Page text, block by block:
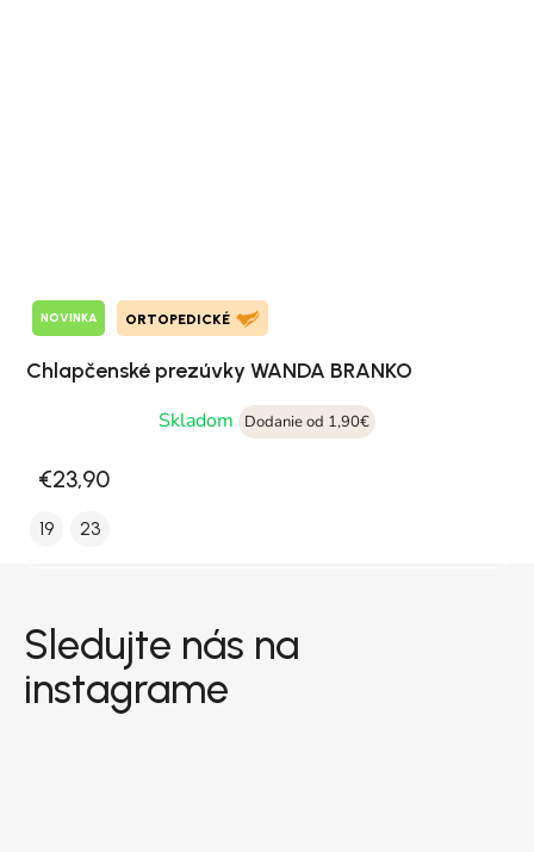
NOVINKA ORTOPEDICKÉ
Chlapčenské prezúvky WANDA BRANKO
Skladom
Dodanie od 1,90€
€23,90
19 23
Sledujte nás na
instagrame